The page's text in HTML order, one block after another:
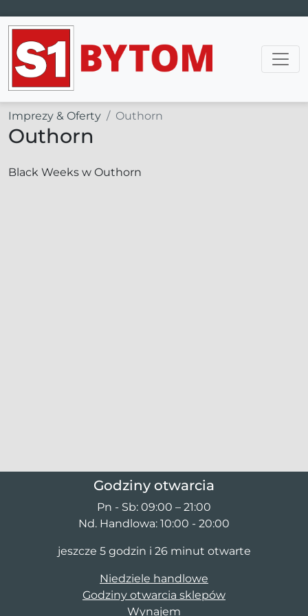
Main Navigation
Imprezy & Oferty Outhorn
Outhorn
Black Weeks w Outhorn
Godziny otwarcia
Pn - Sb: 09:00 – 21:00
Nd. Handlowa: 10:00 - 20:00
jeszcze 5 godzin i 26 minut otwarte
Niedziele handlowe
Godziny otwarcia sklepów
Wynajem